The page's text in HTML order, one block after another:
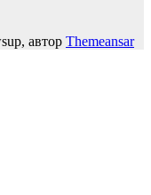
автор Themeansar